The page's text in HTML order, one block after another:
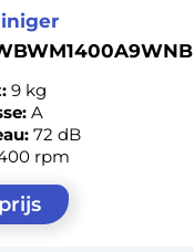
9 kg
A
72 dB
rpm